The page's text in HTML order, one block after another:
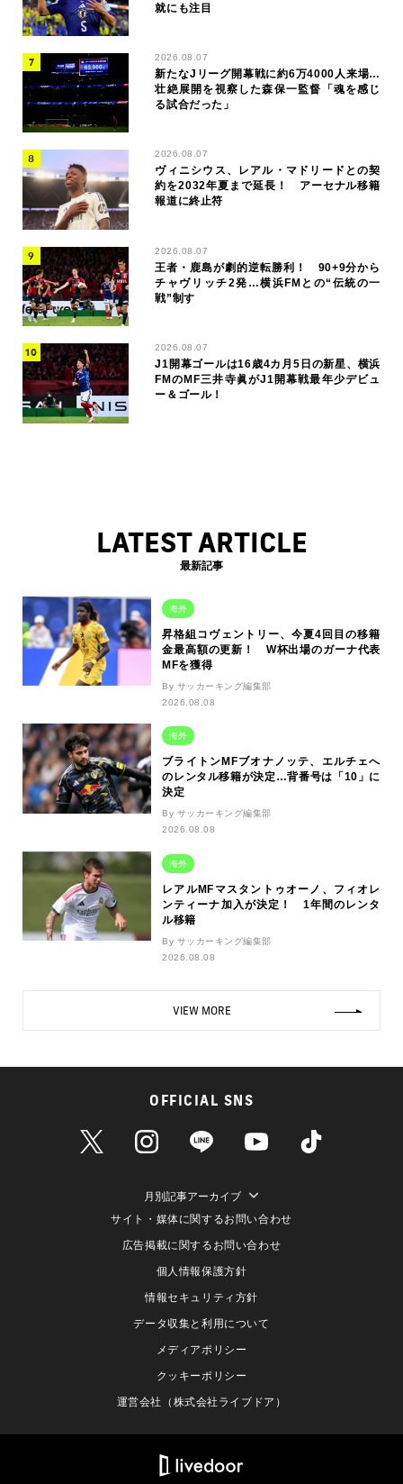
就にも注目
2026.08.07
新たなJリーグ開幕戦に約6万4000人来場…
壮絶展開を視察した森保一監督「魂を感じ
る試合だった」
2026.08.07
ヴィニシウス、レアル・マドリードとの契
約を2032年夏まで延長！ アーセナル移籍
報道に終止符
2026.08.07
王者・鹿島が劇的逆転勝利！ 90+9分から
チャヴリッチ2発…横浜FMとの“伝統の一
戦”制す
2026.08.07
J1開幕ゴールは16歳4カ月5日の新星、横浜
FMのMF三井寺眞がJ1開幕戦最年少デビュ
ー＆ゴール！
LATEST ARTICLE
最新記事
海外
昇格組コヴェントリー、今夏4回目の移籍
金最高額の更新！ W杯出場のガーナ代表
MFを獲得
By サッカーキング編集部
2026.08.08
海外
ブライトンMFブオナノッテ、エルチェへ
のレンタル移籍が決定…背番号は「10」に
決定
By サッカーキング編集部
2026.08.08
海外
レアルMFマスタントゥオーノ、フィオレ
ンティーナ加入が決定！ 1年間のレンタ
ル移籍
By サッカーキング編集部
2026.08.08
VIEW MORE
OFFICIAL SNS
月別記事アーカイブ
サイト・媒体に関するお問い合わせ
広告掲載に関するお問い合わせ
個人情報保護方針
情報セキュリティ方針
データ収集と利用について
メディアポリシー
クッキーポリシー
運営会社（株式会社ライブドア）